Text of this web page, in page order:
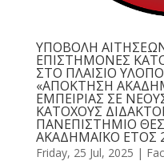
ΥΠΟΒΟΛΗ
ΕΠΙΣΤΗΜΟΝΕΣ
ΣΤΟ ΠΛΑΙΣΙΟ
«ΑΠΟΚΤΗΣΗ
ΕΜΠΕΙΡΙΑΣ ΣΕ
ΚΑΤΟΧΟΥΣ
ΠΑΝΕΠΙΣΤΗΜΙΟ
ΑΚΑΔΗΜΑΪΚΟ ΕΤΟΣ
Friday, 25 Jul, 2025 |